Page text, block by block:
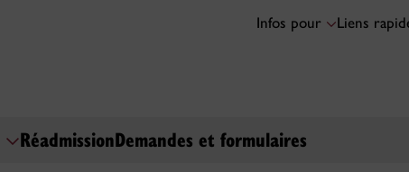
Infos pour Liens
RéadmissionDemandes et formulaires